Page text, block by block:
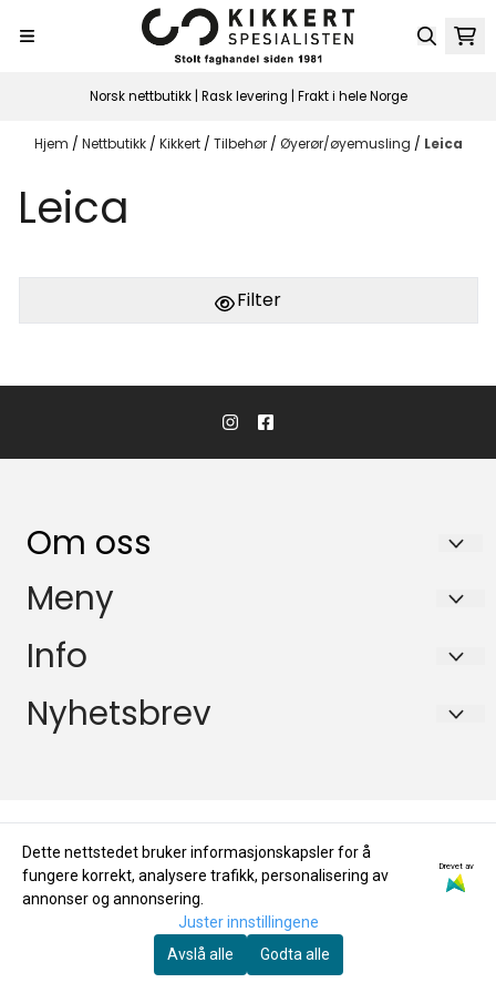
Norsk nettbutikk | Rask levering | Frakt i hele Norge
Hjem / Nettbutikk / Kikkert / Tilbehør / Øyerør/øyemusling / Leica
Leica
Filter
Om oss
KikkertSpesialisten AS
Ingvald Ystgaards veg 15
7047 Trondheim
Org. nr. 971146761
Meny
Salgsbetingelser
Miljøprofil
Info
Salgsbetingelser
Personvern
Nyhetsbrev
Registrer deg
Dette nettstedet bruker informasjonskapsler for å
fungere korrekt, analysere trafikk, personalisering av
annonser og annonsering.
Drevet av
Juster innstillingene
Avslå alle
Godta alle